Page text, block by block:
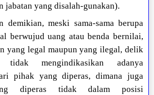
jabatan yang disalah-gunakan).
demikian, meski sama-sama berupa
berwujud uang atau benda bernilai,
yang legal maupun yang ilegal, delik
tidak mengindikasikan adanya
pihak yang diperas, dimana juga
diperas tidak dalam posisi